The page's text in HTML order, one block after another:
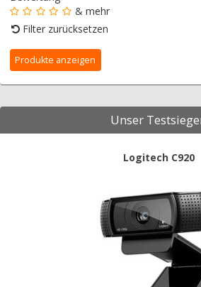
& mehr
Filter zurücksetzen
Unser
Logitech C920